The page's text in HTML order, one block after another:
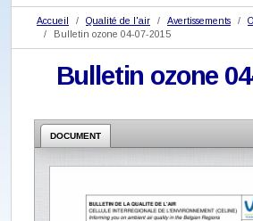
Accueil Qualité de l'air Avertissements
Bulletin ozone 04-07-2015
Bulletin ozone
DOCUMENT